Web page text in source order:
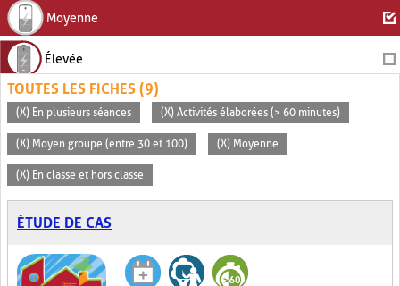
Moyenne
Élevée
TOUTES LES FICHES (9)
(X) En plusieurs séances (X) Activités élaborées (> 60 minutes)
(X) Moyen groupe (entre 30 et 100) (X) Moyenne
(X) En classe et hors classe
ÉTUDE DE CAS